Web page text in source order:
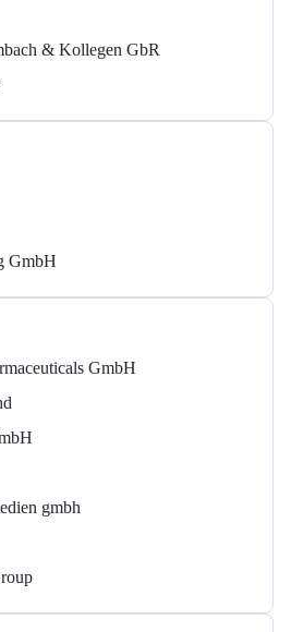
& Kollegen GbR
GmbH
GmbH
gmbh